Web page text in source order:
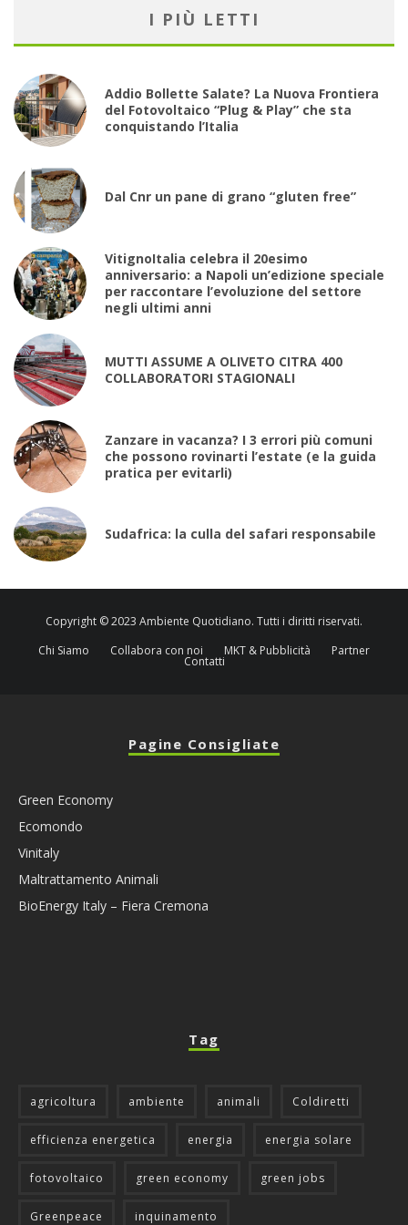
I PIÙ LETTI
Addio Bollette Salate? La Nuova Frontiera
del Fotovoltaico “Plug & Play” che sta
conquistando l’Italia
Dal Cnr un pane di grano “gluten free”
VitignoItalia celebra il 20esimo
anniversario: a Napoli un’edizione speciale
per raccontare l’evoluzione del settore
negli ultimi anni
MUTTI ASSUME A OLIVETO CITRA 400
COLLABORATORI STAGIONALI
Zanzare in vacanza? I 3 errori più comuni
che possono rovinarti l’estate (e la guida
pratica per evitarli)
Sudafrica: la culla del safari responsabile
Copyright © 2023 Ambiente Quotidiano. Tutti i diritti riservati.
Chi Siamo
Collabora con noi MKT & Pubblicità Partner
Contatti
Pagine Consigliate
Green Economy
Ecomondo
Vinitaly
Maltrattamento Animali
BioEnergy Italy – Fiera Cremona
Tag
agricoltura ambiente animali Coldiretti
efficienza energetica energia energia solare
fotovoltaico green economy green jobs
Greenpeace inquinamento